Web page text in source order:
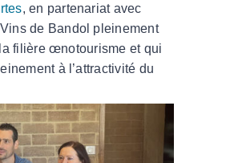
, en partenariat avec
Vins de Bandol pleinement
filière œnotourisme et qui
à l’attractivité du